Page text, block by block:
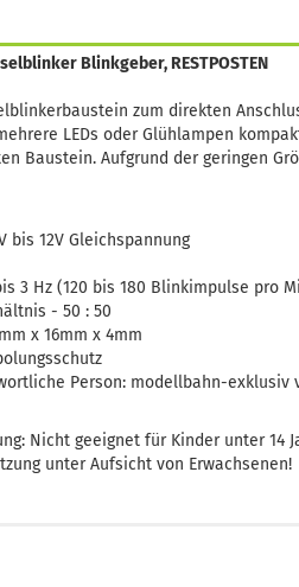
Blinkgeber, RESTPOSTEN
zum direkten
LEDs oder Glühlampen
Baustein. Aufgrund der geringen
bis 12V Gleichspannung
3 Hz (120 bis 180 Blinkimpulse pro
- 50 : 50
x 16mm x 4mm
Person: modellbahn-exklusiv
Nicht geeignet für Kinder unter 14
unter Aufsicht von Erwachsenen!